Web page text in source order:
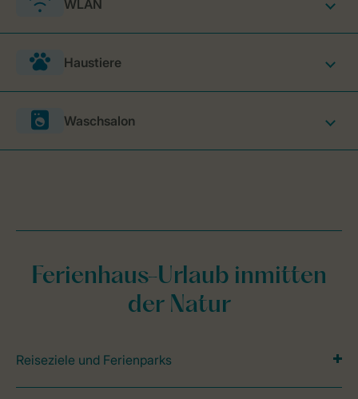
WLAN
Haustiere
Waschsalon
Ferienhaus-Urlaub inmitten
der Natur
Reiseziele und Ferienparks